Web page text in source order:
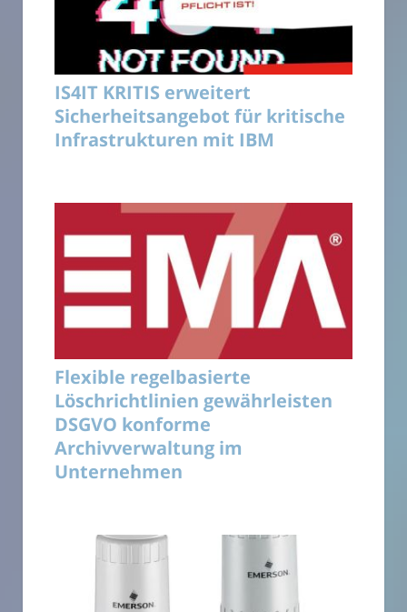
IS4IT KRITIS erweitert
Sicherheitsangebot für kritische
Infrastrukturen mit IBM
Flexible regelbasierte
Löschrichtlinien gewährleisten
DSGVO konforme
Archivverwaltung im
Unternehmen